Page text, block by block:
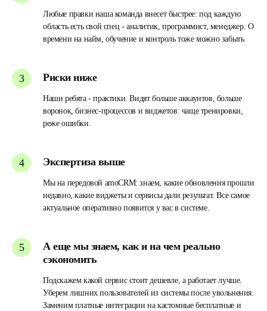
Любые правки наша команда внесет быстрее: под каждую
область есть свой спец - аналитик, программист, менеджер. О
времени на найм, обучение и контроль тоже можно забыть
Риски ниже
Наши ребята - практики. Видят больше аккаунтов, больше
воронок, бизнес-процессов и виджетов: чаще тренировки,
реже ошибки.
Экспертиза выше
Мы на передовой amoCRM: знаем, какие обновления прошли
недавно, какие виджеты и сервисы дали результат. Все самое
актуальное оперативно появится у вас в системе.
А еще мы знаем, как и на чем реально
сэкономить
Подскажем какой сервис стоит дешевле, а работает лучше.
Уберем лишних пользователей из системы после увольнения.
Заменим платные интеграции на кастомные бесплатные и